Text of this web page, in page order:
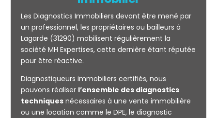
Mesurage
CARREZ
Les Diagnostics Immobiliers devant être mené par
un professionnel, les propriétaires ou bailleurs à
Lagarde (31290) mobilisent régulièrement la
société MH Expertises, cette dernière étant réputée
pour être réactive.
Diagnostiqueurs immobiliers certifiés, nous
pouvons réaliser l’ensemble des diagnostics
techniquesnécessaires à une vente immobilière
ou une location comme le DPE, le diagnostic